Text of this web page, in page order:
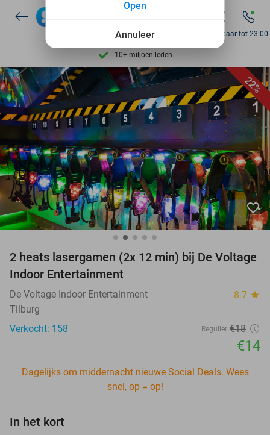
Ontdek 15.000+ deals
7 dagen per week beschikbaar
10+ miljoen leden
9,4 op basis van205.983 reviews
Ontdek 15.000+ deals
7 dagen per week beschikbaar
10+ miljoen leden
Bereikbaar tot 23:00
22%
favorite_border
2 heats lasergamen (2x 12 min) bij De Voltage
Indoor Entertainment
De Voltage Indoor Entertainment 8.7 star
Tilburg
Verkocht: 158
Regulier €18
€14
Dagelijks om middernacht nieuwe Social Deals. Wees
snel, op = op!
In het kort
Annuleer
Open